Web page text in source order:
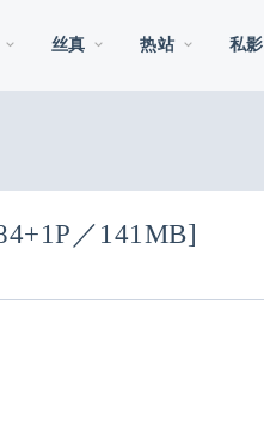
丝真 热站 私影
／141MB]